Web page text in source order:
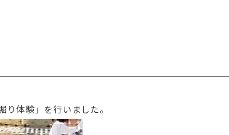
体験」を行いました。